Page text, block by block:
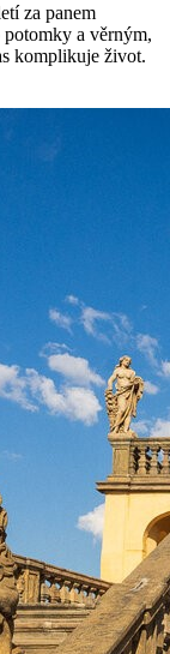
za panem
a věrným,
komplikuje život.